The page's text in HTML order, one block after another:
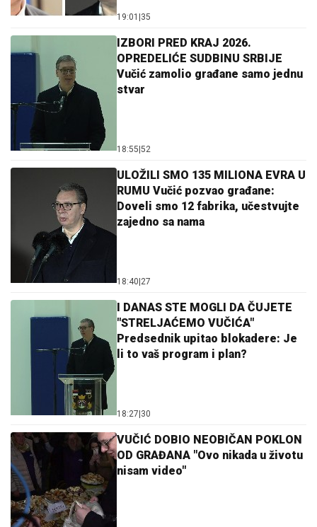
19:01 |35
IZBORI PRED KRAJ 2026.
OPREDELIĆE SUDBINU SRBIJE
Vučić zamolio građane samo jednu
stvar
18:55|52
ULOŽILI SMO 135 MILIONA EVRA U
RUMU Vučić pozvao građane:
Doveli smo 12 fabrika, učestvujte
zajedno sa nama
18:40|27
I DANAS STE MOGLI DA ČUJETE
"STRELJAĆEMO VUČIĆA"
Predsednik upitao blokadere: Je
li to vaš program i plan?
18:27|30
VUČIĆ DOBIO NEOBIČAN POKLON
OD GRAĐANA "Ovo nikada u životu
nisam video"